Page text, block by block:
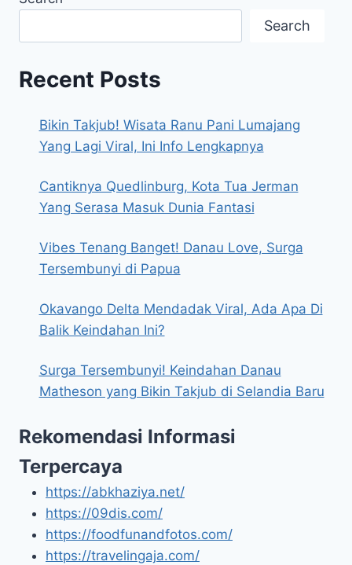
Search
Recent Posts
Bikin Takjub! Wisata Ranu Pani Lumajang
Yang Lagi Viral, Ini Info Lengkapnya
Cantiknya Quedlinburg, Kota Tua Jerman
Yang Serasa Masuk Dunia Fantasi
Vibes Tenang Banget! Danau Love, Surga
Tersembunyi di Papua
Okavango Delta Mendadak Viral, Ada Apa Di
Balik Keindahan Ini?
Surga Tersembunyi! Keindahan Danau
Matheson yang Bikin Takjub di Selandia Baru
Rekomendasi Informasi
Terpercaya
https://abkhaziya.net/
https://09dis.com/
https://foodfunandfotos.com/
https://travelingaja.com/